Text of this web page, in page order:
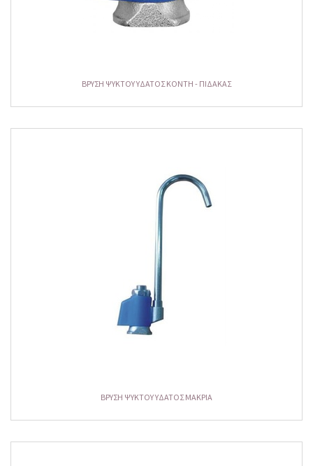
ΒΡΥΣΗ ΨΥΚΤΟΥ ΥΔΑΤΟΣ KONTH - ΠΙΔΑΚΑΣ
ΒΡΥΣΗ ΨΥΚΤΟΥ ΥΔΑΤΟΣ MAKPIA